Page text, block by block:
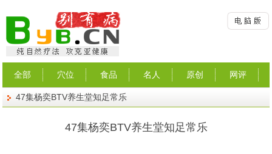
全部 穴位 食品 名人 原创 网评
47集杨奕BTV养生堂知足常乐
47集杨奕BTV养生堂知足常乐